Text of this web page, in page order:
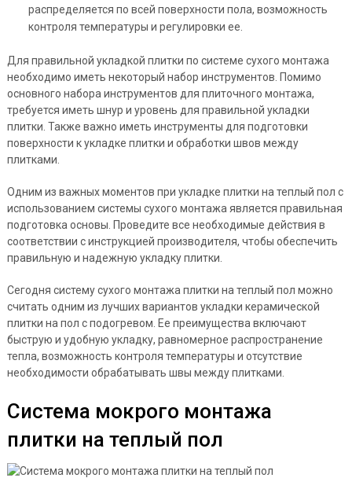
распределяется по всей поверхности пола, возможность
контроля температуры и регулировки ее.
Для правильной укладкой плитки по системе сухого монтажа
необходимо иметь некоторый набор инструментов. Помимо
основного набора инструментов для плиточного монтажа,
требуется иметь шнур и уровень для правильной укладки
плитки. Также важно иметь инструменты для подготовки
поверхности к укладке плитки и обработки швов между
плитками.
Одним из важных моментов при укладке плитки на теплый пол с
использованием системы сухого монтажа является правильная
подготовка основы. Проведите все необходимые действия в
соответствии с инструкцией производителя, чтобы обеспечить
правильную и надежную укладку плитки.
Сегодня систему сухого монтажа плитки на теплый пол можно
считать одним из лучших вариантов укладки керамической
плитки на пол с подогревом. Ее преимущества включают
быструю и удобную укладку, равномерное распространение
тепла, возможность контроля температуры и отсутствие
необходимости обрабатывать швы между плитками.
Система мокрого монтажа
плитки на теплый пол